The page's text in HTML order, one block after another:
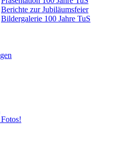
Berichte zur Jubiläumsfeier
Bildergalerie 100 Jahre TuS